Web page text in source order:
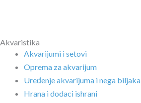
Akvaristika
Akvarijumi i setovi
Oprema za akvarijum
Uređenje akvarijuma i nega biljaka
Hrana i dodaci ishrani